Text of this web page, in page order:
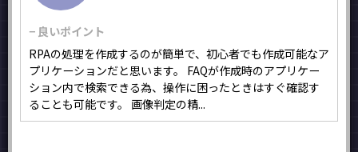
− 良いポイント
RPAの処理を作成するのが簡単で、初心者でも作成可能なア
プリケーションだと思います。 FAQが作成時のアプリケー
ション内で検索できる為、操作に困ったときはすぐ確認す
ることも可能です。 画像判定の精...